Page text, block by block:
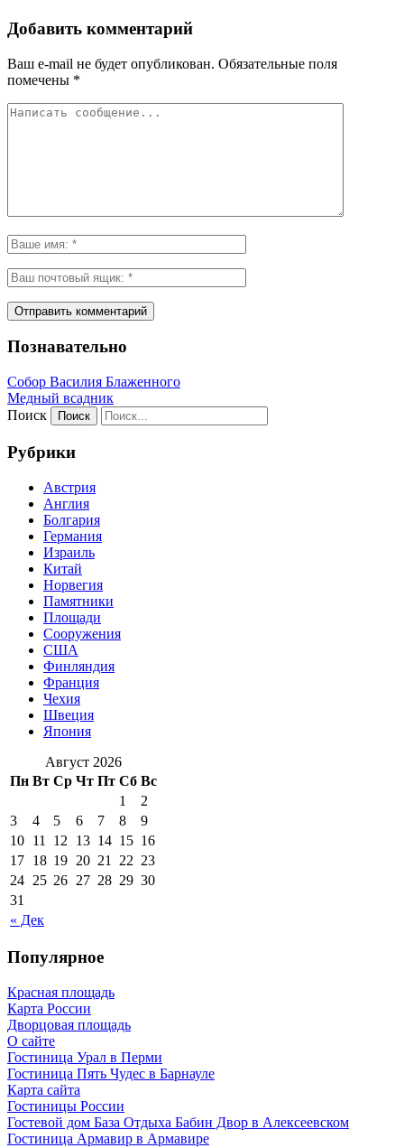
Добавить комментарий
Ваш e-mail не будет опубликован. Обязательные поля
помечены *
Познавательно
Собор Василия Блаженного
Медный всадник
Поиск
Рубрики
Австрия
Англия
Болгария
Германия
Израиль
Китай
Норвегия
Памятники
Площади
Сооружения
США
Финляндия
Франция
Чехия
Швеция
Япония
Август 2026
Пн Вт Ср Чт Пт Сб Вс
« Дек
1
2
3
4 5 6 7 8
9
10 11 12 13 14 15 16
17 18 19 20 21 22 23
24 25 26 27 28 29 30
31
Популярное
Красная площадь
Карта России
Дворцовая площадь
О сайте
Гостиница Урал в Перми
Гостиница Пять Чудес в Барнауле
Карта сайта
Гостиницы России
Гостевой дом База Отдыха Бабин Двор в Алексеевском
Гостиница Армавир в Армавире